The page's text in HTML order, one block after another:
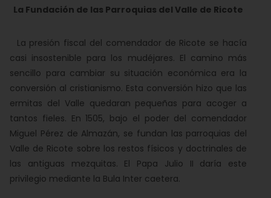
La Fundación de las Parroquias del Valle de Ricote
La presión fiscal del comendador de Ricote se hacía
casi insostenible para los mudéjares. El camino más
sencillo para cambiar su situación económica era la
conversión al cristianismo. Esta conversión hizo que las
ermitas del Valle quedaran pequeñas para acoger a
tantos fieles. En 1505, bajo el poder del comendador
Miguel Pérez de Almazán, se fundan las parroquias del
Valle de Ricote sobre los restos físicos y doctrinales de
las antiguas mezquitas. El Papa Julio II daría este
privilegio mediante la Bula Inter caetera.